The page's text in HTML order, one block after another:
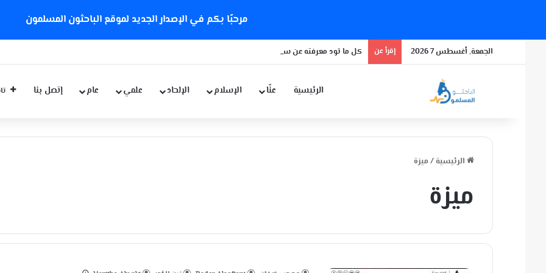
مرحبًا بكم في الإصدار الجديد لموقع الباحثون المسلمون
الجمعة, أغسطس 7 2026 إقرأ عن كل ما تود معرفته عن سلالة كورونا الجديدة
الرئيسية عنّا الإسلام الإلحاد علمي عام إتصل بنا
الرئيسية / ميزة
ميزة